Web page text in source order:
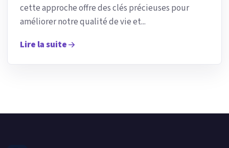
cette approche offre des clés précieuses pour
améliorer notre qualité de vie et...
Lire la suite